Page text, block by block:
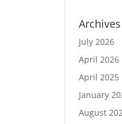
Archives
July 2026
April 2026
April 2025
January
August